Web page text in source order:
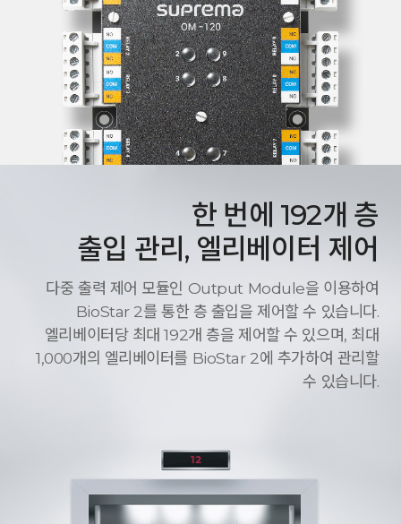
한 번에 192개 층
출입 관리, 엘리베이터 제어
다중 출력 제어 모듈인 Output Module을 이용하여
BioStar 2를 통한 층 출입을 제어할 수 있습니다.
엘리베이터당 최대 192개 층을 제어할 수 있으며, 최대
1,000개의 엘리베이터를 BioStar 2에 추가하여 관리할
수 있습니다.